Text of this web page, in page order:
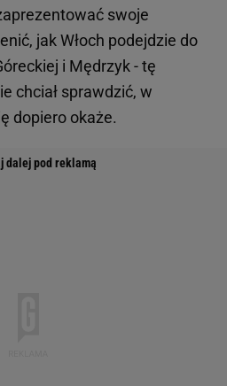
swoje
jak Włoch podejdzie do
i Mędrzyk - tę
chciał sprawdzić, w
dopiero okaże.